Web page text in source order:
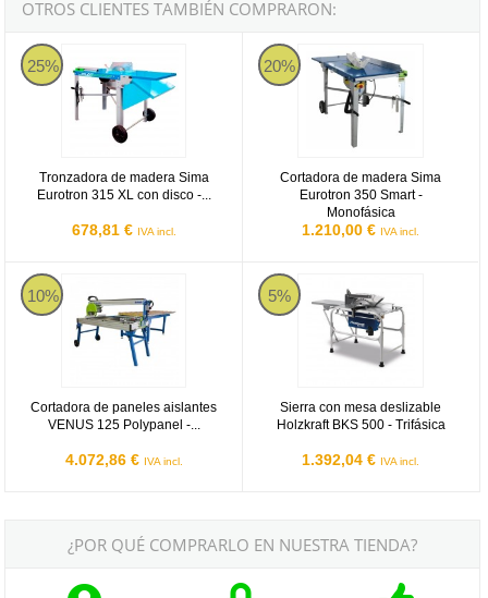
OTROS CLIENTES TAMBIÉN COMPRARON:
25%
Tronzadora de madera Sima
Eurotron 315 XL con disco -...
678,81 € IVA incl.
Tronzadora de madera Sima Eurotron 315 XL con disco -
20%
Cortadora de madera Sima
Eurotron 350 Smart -
Monofásica
1.210,00 € IVA incl.
Cortadora de madera Sima
10%
Cortadora de paneles aislantes
VENUS 125 Polypanel -...
4.072,86 € IVA incl.
Cortadora de paneles aislantes VENUS 125 Polypanel -
5%
Sierra con mesa deslizable
Holzkraft BKS 500 - Trifásica
1.392,04 € IVA incl.
Sierra con mesa deslizable
¿POR QUÉ COMPRARLO EN NUESTRA TIENDA?